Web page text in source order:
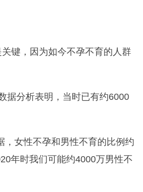
关键，因为如今不孕不育的人群
据分析表明，当时已有约6000
，女性不孕和男性不育的比例约
年时我们可能约4000万男性不